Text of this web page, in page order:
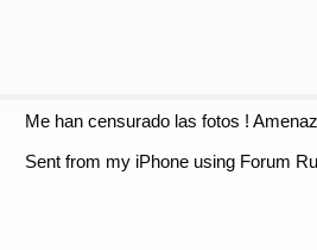
Me han censurado las fotos !
Sent from my iPhone using Forum